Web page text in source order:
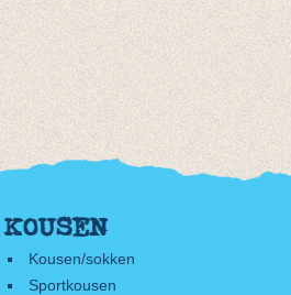
KOUSEN
Kousen/sokken
Sportkousen